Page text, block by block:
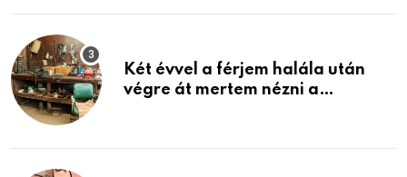
Két évvel a férjem halála után
végre át mertem nézni a
életemet